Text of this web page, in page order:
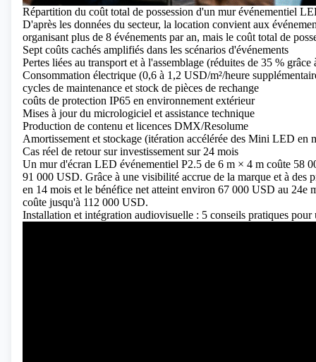
Répartition du coût total de possession d'un mur événementiel
D'après les données du secteur, la location convient aux
organisant plus de 8 événements par an, mais le coût total de
Sept coûts cachés amplifiés dans les scénarios d'événements
Pertes liées au transport et à l'assemblage (réduites de 35 %
Consommation électrique (0,6 à 1,2 USD/m²/heure
cycles de maintenance et stock de pièces de rechange
coûts de protection IP65 en environnement extérieur
Mises à jour du micrologiciel et assistance technique
Production de contenu et licences DMX/Resolume
Amortissement et stockage (itération accélérée des Mini LED en
Cas réel de retour sur investissement sur 24 mois
Un mur d'écran LED événementiel P2.5 de 6 m × 4 m coûte 58
91 000 USD. Grâce à une visibilité accrue de la marque et à des
en 14 mois et le bénéfice net atteint environ 67 000 USD au
coûte jusqu'à 112 000 USD.
Installation et intégration audiovisuelle : 5 conseils pratiques pour